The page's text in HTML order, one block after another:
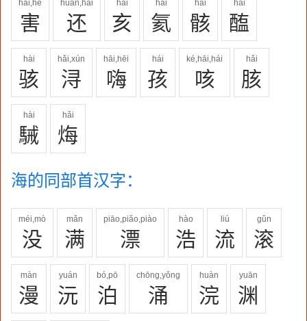
hài,hé
害
huán,hái
还
hài
亥
hài
氦
hái
骸
hǎi
醢
hài
骇
hǎi,xún
浔
hāi,hēi
嗨
hái
孩
ké,hāi,hái
咳
hǎi
胲
hài
駴
hǎi
烸
海的同部首汉字：
méi,mò
没
mǎn
满
piāo,piǎo,piào
漂
hào
浩
liú
流
gǔn
滚
màn
漫
yuán
沅
bó,pō
泊
chōng,yǒng
涌
huàn
浣
yuān
渊